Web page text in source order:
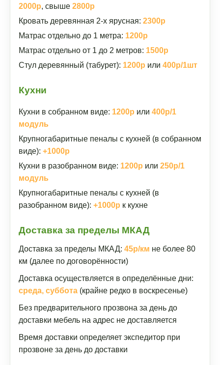
2000р, свыше 2800р
Кровать деревянная 2-х ярусная: 2300р
Матрас отдельно до 1 метра: 1200р
Матрас отдельно от 1 до 2 метров: 1500р
Стул деревянный (табурет): 1200р или 400р/1шт
Кухни
Кухни в собранном виде: 1200р или 400р/1
модуль
Крупногабаритные пеналы с кухней (в собранном
виде): +1000р
Кухни в разобранном виде: 1200р или 250р/1
модуль
Крупногабаритные пеналы с кухней (в
разобранном виде): +1000р к кухне
Доставка за пределы МКАД
Доставка за пределы МКАД: 45р/км не более 80
км (далее по договорённости)
Доставка осуществляется в определённые дни:
среда, суббота (крайне редко в воскресенье)
Без предварительного прозвона за день до
доставки мебель на адрес не доставляется
Время доставки определяет экспедитор при
прозвоне за день до доставки